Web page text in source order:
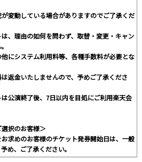
変動している場合がありますのでご了承くだ
、理由の如何を問わず、取替・変更・キャン
にシステム利用料等、各種手数料が必要とな
返金いたしませんので、予めご了承くださ
公演終了後、7日以内を目処にご利用楽天会
択のお客様＞
求めのお客様のチケット発券開始日は、一般
め、ご了承ください。